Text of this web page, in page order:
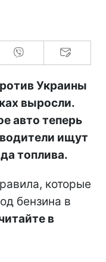
Украины
выросли.
авто теперь
ищут
топлива.
которые
бензина в
в